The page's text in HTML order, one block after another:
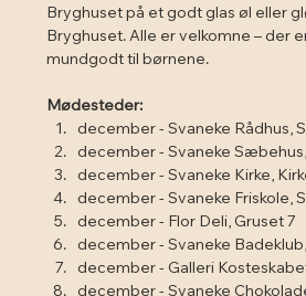
Bryghuset på et godt glas øl eller
Bryghuset. Alle er velkomne – der
mundgodt til børnene.
Mødesteder:
december - Svaneke Rådhus,
december - Svaneke
december - Svaneke Kirke,
december - Svaneke Friskole,
december - Flor Deli, Gruset 7
december - Svaneke
december - Galleri
december - Svaneke